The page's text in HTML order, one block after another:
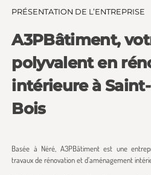
PRÉSENTATION DE L’ENTREPRISE
A3PBâtiment,
polyvalent en
intérieure à
Bois
Basée à Néré, A3PBâtiment est une
travaux de rénovation et d’aménagement